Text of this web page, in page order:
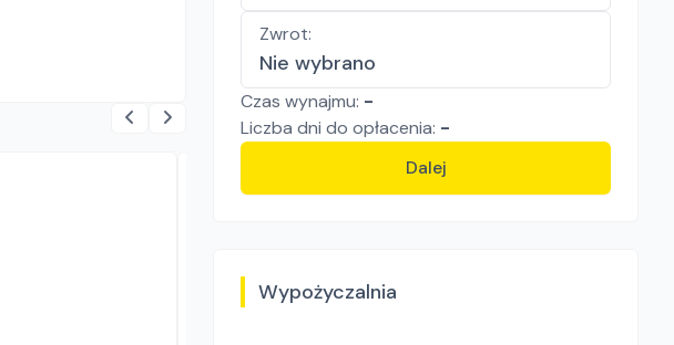
Zwrot:
Nie wybrano
Czas wynajmu: -
Liczba dni do opłacenia: -
Dalej
Wypożyczalnia